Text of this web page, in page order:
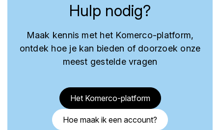
Hulp nodig?
Maak kennis met het Komerco-platform,
ontdek hoe je kan bieden of doorzoek onze
meest gestelde vragen
Het Komerco-platform
Hoe maak ik een account?